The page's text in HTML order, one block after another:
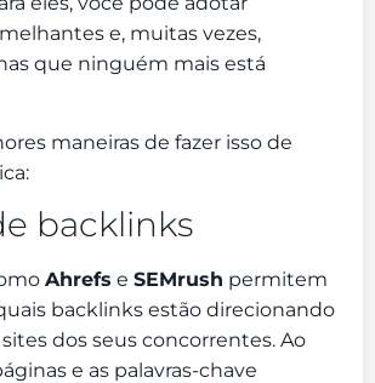
e, muitas vezes,
que ninguém mais está
maneiras de fazer isso de
backlinks
Ahrefs e SEMrush permitem
backlinks estão direcionando
dos seus concorrentes. Ao
e as palavras-chave